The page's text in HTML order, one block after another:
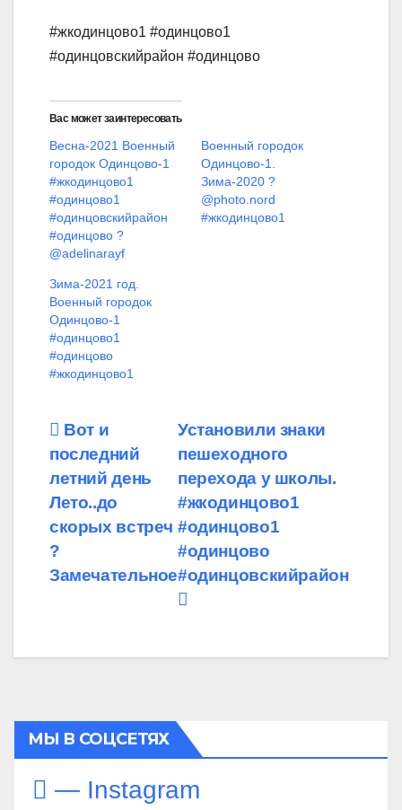
#жкодинцово1 #одинцово1
#одинцовскийрайон #одинцово
Вас может заинтересовать
Весна-2021 Военный
городок Одинцово-1
#жкодинцово1
#одинцово1
#одинцовскийрайон
#одинцово ?
@adelinarayf
Военный городок
Одинцово-1.
Зима-2020 ?
@photo.nord
#жкодинцово1
Зима-2021 год.
Военный городок
Одинцово-1
#одинцово1
#одинцово
#жкодинцово1
Навигация
по
записям
Установили знаки
пешеходного
перехода у школы.
#жкодинцово1
#одинцово1
#одинцово
#одинцовскийрайон
Вот и
последний
летний день️
Лето..до
скорых встреч
?
Замечательное
МЫ В СОЦСЕТЯХ
— Instagram